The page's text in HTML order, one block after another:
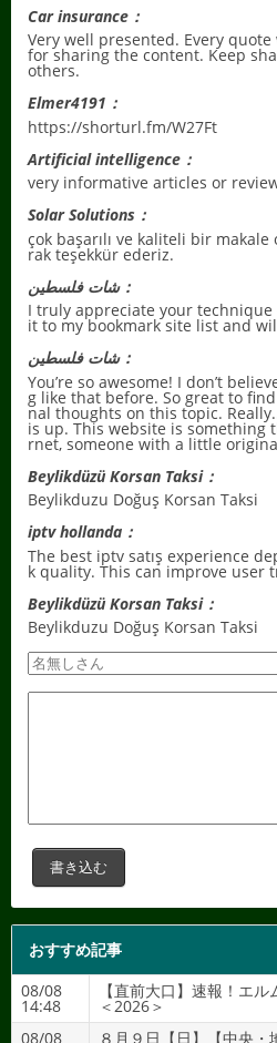
Car insurance：
Very well presented. Every
for sharing the content. Keep
others.
Elmer4191：
https://shorturl.fm/W27Ft
Artificial intelligence：
very informative articles or
Solar Solutions：
çok başarılı ve kaliteli bir makale
rak teşekkür ederiz.
شات فلسطين：
I truly appreciate your
it to my bookmark site list and
شات فلسطين：
You’re so awesome! I don’t
g like that before. So great to
nal thoughts on this topic.
is up. This website is something
rnet, someone with a little
Beylikdüzü Korsan Taksi：
Beylikduzu Doğuş Korsan Taksi
iptv hollanda：
The best iptv satış experience
k quality. This can improve user
Beylikdüzü Korsan Taksi：
Beylikduzu Doğuş Korsan Taksi
おすすめ記事
08/08
14:48
【直前大口】速報！エ
＜2026＞
08/08
８月９日【日】【中央